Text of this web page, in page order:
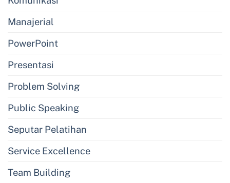
Manajerial
PowerPoint
Presentasi
Problem Solving
Public Speaking
Seputar Pelatihan
Service Excellence
Team Building